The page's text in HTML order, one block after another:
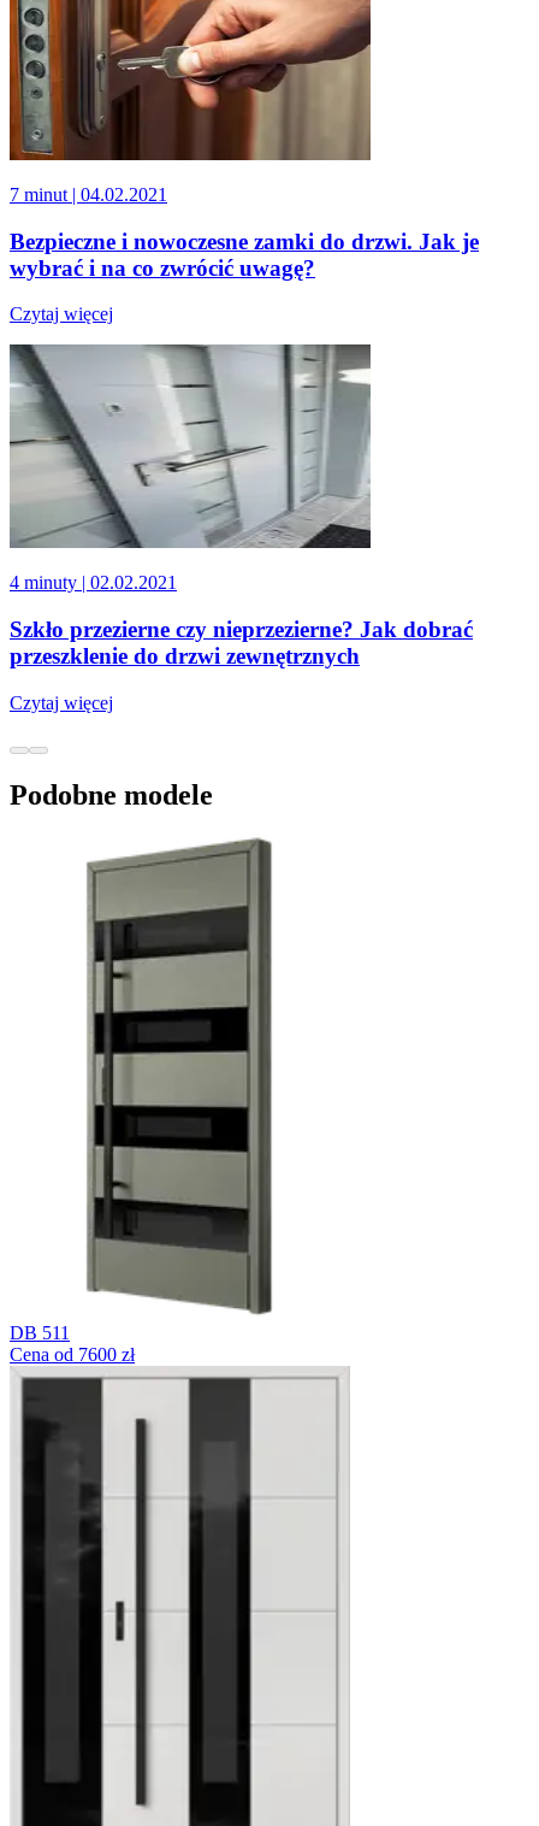
7 minut | 04.02.2021
Bezpieczne i nowoczesne zamki do drzwi. Jak je
wybrać i na co zwrócić uwagę?
Czytaj więcej
4 minuty | 02.02.2021
Szkło przezierne czy nieprzezierne? Jak dobrać
przeszklenie do drzwi zewnętrznych
Czytaj więcej
Podobne modele
DB 511
Cena od 7600 zł